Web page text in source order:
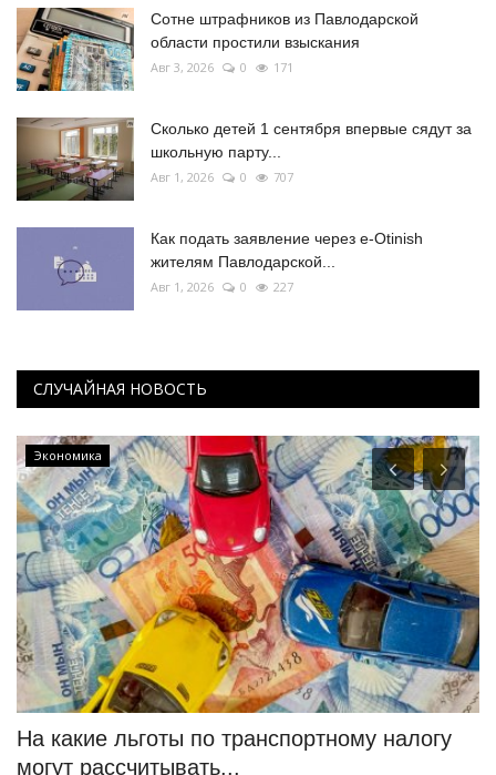
Сотне штрафников из Павлодарской
области простили взыскания
Авг 3, 2026 0 171
Сколько детей 1 сентября впервые сядут за
школьную парту...
Авг 1, 2026 0 707
Как подать заявление через e-Otinish
жителям Павлодарской...
Авг 1, 2026 0 227
СЛУЧАЙНАЯ НОВОСТЬ
Экономика
На какие льготы по транспортному налогу
могут рассчитывать...